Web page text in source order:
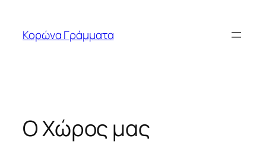
περιεχόμενο
Κορώνα Γράμματα
Ο Χώρος μας